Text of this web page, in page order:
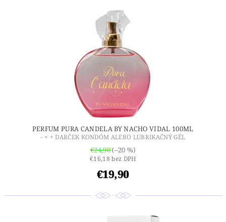
PERFUM PURA CANDELA BY NACHO VIDAL 100ML
- + + DARČEK KONDÓM ALEBO LUBRIKAČNÝ GÉL
€24,90(–20 %)
€16,18 bez DPH
€19,90